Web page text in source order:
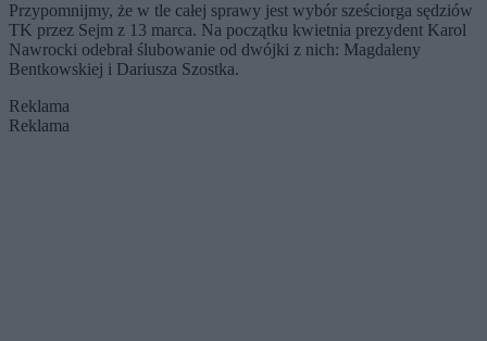
Przypomnijmy, że w tle całej sprawy jest wybór sześciorga sędziów
TK przez Sejm z 13 marca. Na początku kwietnia prezydent Karol
Nawrocki odebrał ślubowanie od dwójki z nich: Magdaleny
Bentkowskiej i Dariusza Szostka.
Reklama
Reklama